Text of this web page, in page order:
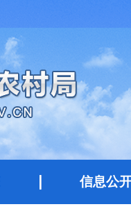
信息公